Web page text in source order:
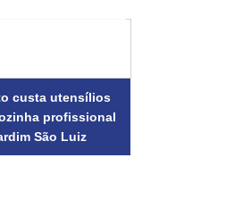
custa utensílios
profissional
São Luiz